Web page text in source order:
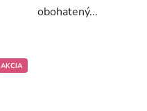
obohatený...
AKCIA